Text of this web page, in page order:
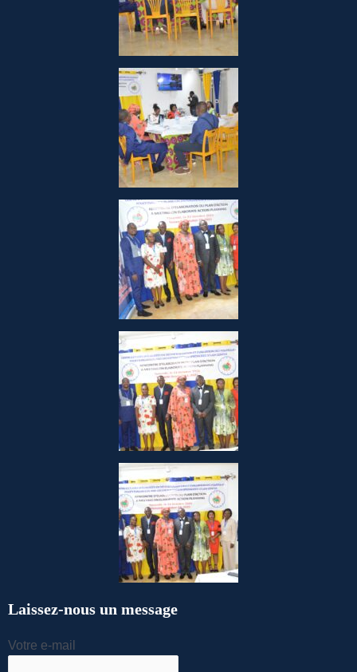
Laissez-nous un message
Votre e-mail